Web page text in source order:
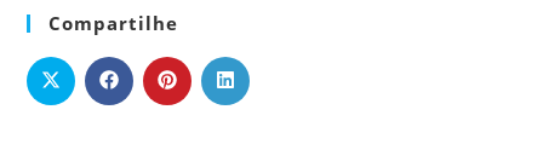
Compartilhe